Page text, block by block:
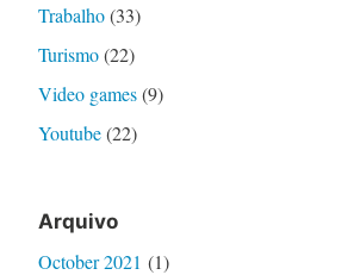
Trabalho(33)
Turismo(22)
Video games(9)
Youtube(22)
Arquivo
October 2021 (1)